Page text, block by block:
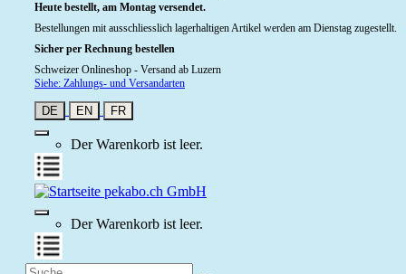
Heute bestellt, am Montag versendet.
Bestellungen mit ausschliesslich lagerhaltigen Artikel werden am Dienstag zugestellt.
Sicher per Rechnung bestellen
Schweizer Onlineshop - Versand ab Luzern
Siehe: Zahlungs- und Versandarten
DE EN FR
Der Warenkorb ist leer.
Der Warenkorb ist leer.